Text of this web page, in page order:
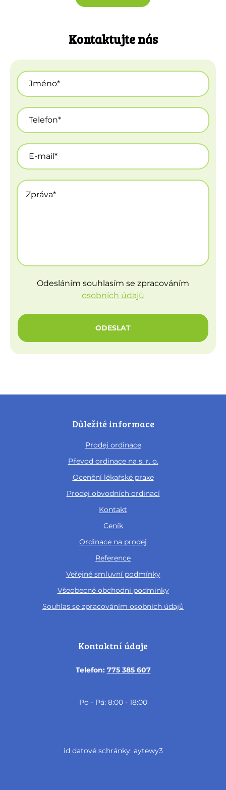
Kontaktujte nás
Odesláním souhlasím se zpracováním
osobních údajů
ODESLAT
Důležité informace
Prodej ordinace
Převod ordinace na s. r. o.
Ocenění lékařské praxe
Prodej obvodních ordinací
Kontakt
Ceník
Ordinace na prodej
Reference
Veřejné smluvní podmínky
Všeobecné obchodní podmínky
Souhlas se zpracováním osobních údajů
Kontaktní údaje
Telefon: 775 385 607
Po - Pá: 8:00 - 18:00
id datové schránky: aytewy3